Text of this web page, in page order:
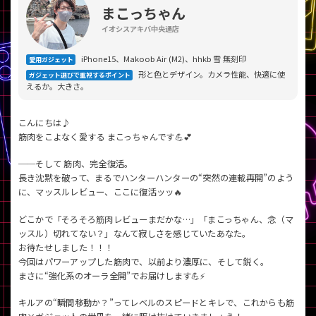
まこっちゃん
イオシスアキバ中央通店
愛用ガジェット iPhone15、Makoob Air (M2)、hhkb 雪 無刻印
ガジェット選びで重視するポイント 形と色とデザイン。カメラ性能、快適に使
えるか。大きさ。
こんにちは♪
筋肉をこよなく愛する まこっちゃんです💪💕
──そして 筋肉、完全復活。
長き沈黙を破って、まるでハンターハンターの“突然の連載再開”のよう
に、マッスルレビュー、ここに復活ッッ🔥
どこかで「そろそろ筋肉レビューまだかな…」「まこっちゃん、念（マ
ッスル）切れてない？」なんて寂しさを感じていたあなた。
お待たせしました！！！
今回はパワーアップした筋肉で、以前より濃厚に、そして鋭く。
まさに“強化系のオーラ全開”でお届けします💪⚡️
キルアの“瞬間移動か？”ってレベルのスピードとキレで、これからも筋
メーカー
製造、販売メーカーの絞り込み
「Apple」「SONY」「SHARP」など
機能・特徴
ドライブ
ランク
商品状態の絞り込み
「新品」「未使用」「中古」など
CPU
CPUの絞り込み
OS
OSの絞り込み
メモリ